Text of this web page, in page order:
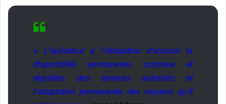
« L’opérateur a l’obligation d’assurer la
disponibilité permanente, continue et
régulière des services autorisés et
l’adaptation permanente des moyens qu’il